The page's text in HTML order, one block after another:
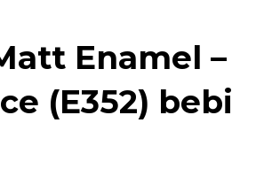
Enamel –
(E352) bebi